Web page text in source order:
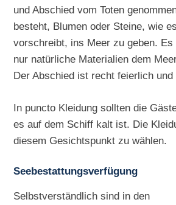
und Abschied vom Toten
besteht, Blumen oder Steine, wie
vorschreibt, ins Meer zu geben.
nur natürliche Materialien dem
Der Abschied ist recht feierlich und
In puncto Kleidung sollten die
es auf dem Schiff kalt ist. Die
diesem Gesichtspunkt zu wählen.
Seebestattungsverfügung
Selbstverständlich sind in den